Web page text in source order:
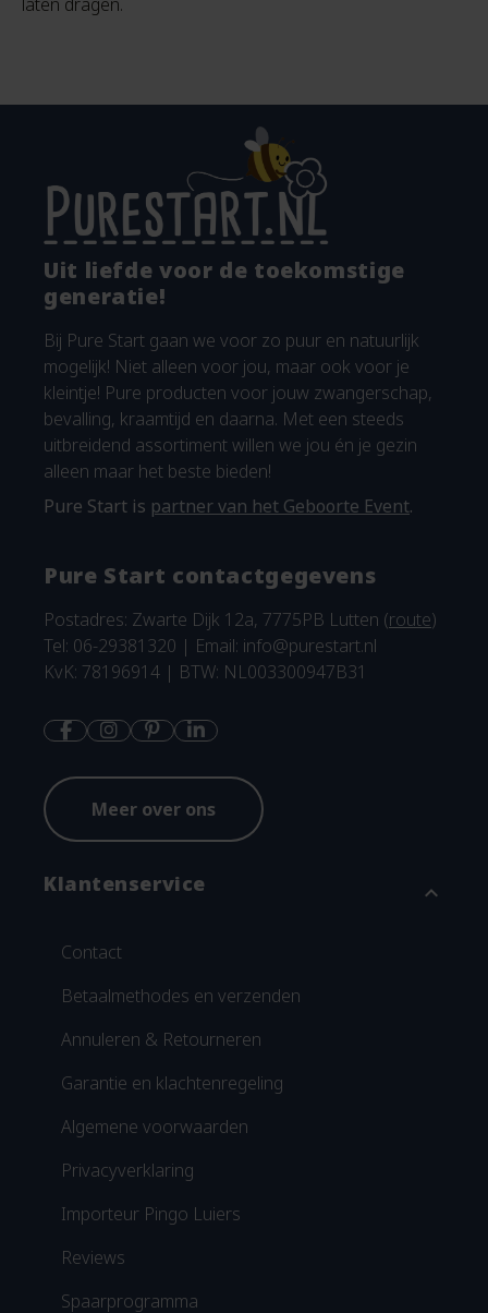
Uit liefde voor de toekomstige
generatie!
Bij Pure Start gaan we voor zo puur en natuurlijk
mogelijk! Niet alleen voor jou, maar ook voor je
kleintje! Pure producten voor jouw zwangerschap,
bevalling, kraamtijd en daarna. Met een steeds
uitbreidend assortiment willen we jou én je gezin
alleen maar het beste bieden!
Pure Start is partner van het Geboorte Event.
Pure Start contactgegevens
Postadres: Zwarte Dijk 12a, 7775PB Lutten (route)
Tel: 06-29381320 | Email: info@purestart.nl
KvK: 78196914 | BTW: NL003300947B31
Meer over ons
Klantenservice expand_more
Contact
Betaalmethodes en verzenden
Annuleren & Retourneren
Garantie en klachtenregeling
Algemene voorwaarden
Privacyverklaring
Importeur Pingo Luiers
Reviews
Spaarprogramma